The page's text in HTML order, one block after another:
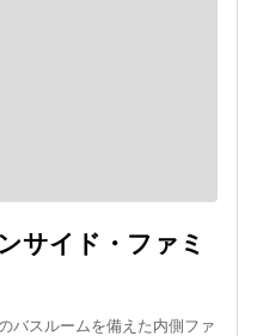
サイド・ファミ
バスルームを備えた内側ファ